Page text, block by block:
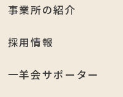
事業所の紹介
採用情報
一羊会サポーター